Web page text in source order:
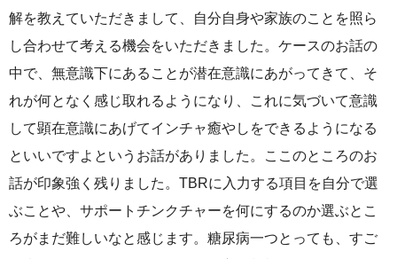
解を教えていただきまして、自分自身や家族のことを照ら
し合わせて考える機会をいただきました。ケースのお話の
中で、無意識下にあることが潜在意識にあがってきて、そ
れが何となく感じ取れるようになり、これに気づいて意識
して顕在意識にあげてインチャ癒やしをできるようになる
といいですよというお話がありました。ここのところのお
話が印象強く残りました。TBRに入力する項目を自分で選
ぶことや、サポートチンクチャーを何にするのか選ぶとこ
ろがまだ難しいなと感じます。糖尿病一つとっても、すご